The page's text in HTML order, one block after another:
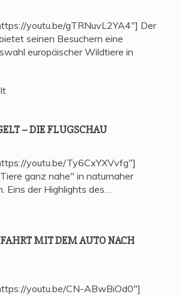
youtu.be/gTRNuvL2YA4"] Der
seinen Besuchern eine
europäischer Wildtiere in
– DIE FLUGSCHAU
youtu.be/Ty6CxYXVvfg"]
ganz nahe" in naturnaher
Eins der Highlights des…
MIT DEM AUTO NACH
youtu.be/CN-ABwBiOd0"]